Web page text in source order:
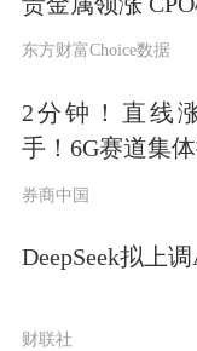
第三大股东
芜湖市政务
车装备创建
术研发、智
硬件产品、
技公司，是
东方财富Choice数据
2分钟！直线
手！6G赛道集
券商中国
DeepSeek拟上
财联社